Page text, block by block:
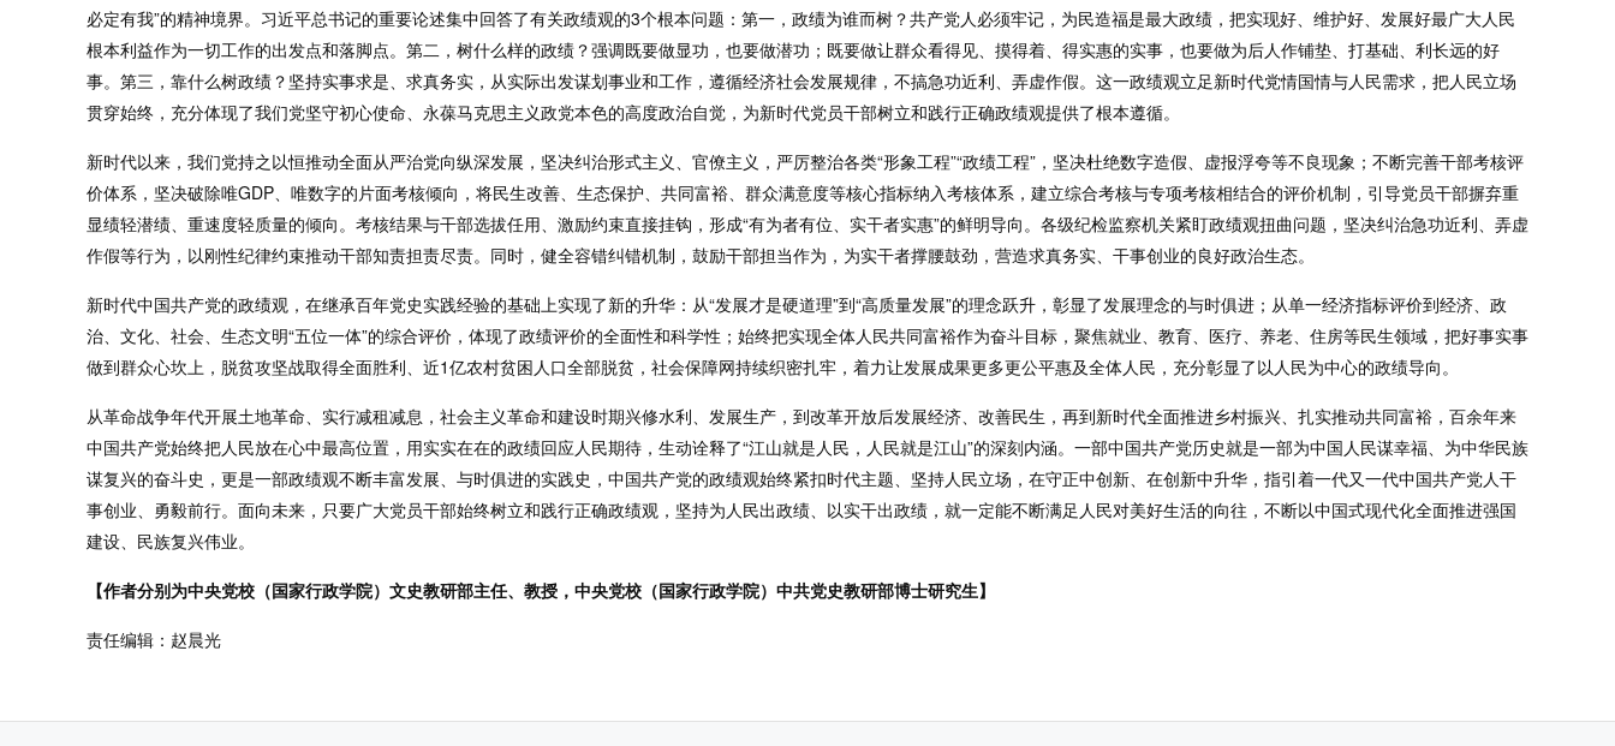
必定有我”的精神境界。习近平总书记的重要论述集中回答了有关政绩观的3个根本问题：第一，政绩为谁而树？共产党人必须牢记，为民造福是最大政绩，把实现好、维护好、发展好最广大人民
根本利益作为一切工作的出发点和落脚点。第二，树什么样的政绩？强调既要做显功，也要做潜功；既要做让群众看得见、摸得着、得实惠的实事，也要做为后人作铺垫、打基础、利长远的好
事。第三，靠什么树政绩？坚持实事求是、求真务实，从实际出发谋划事业和工作，遵循经济社会发展规律，不搞急功近利、弄虚作假。这一政绩观立足新时代党情国情与人民需求，把人民立场
贯穿始终，充分体现了我们党坚守初心使命、永葆马克思主义政党本色的高度政治自觉，为新时代党员干部树立和践行正确政绩观提供了根本遵循。
新时代以来，我们党持之以恒推动全面从严治党向纵深发展，坚决纠治形式主义、官僚主义，严厉整治各类“形象工程”“政绩工程”，坚决杜绝数字造假、虚报浮夸等不良现象；不断完善干部考核评
价体系，坚决破除唯GDP、唯数字的片面考核倾向，将民生改善、生态保护、共同富裕、群众满意度等核心指标纳入考核体系，建立综合考核与专项考核相结合的评价机制，引导党员干部摒弃重
显绩轻潜绩、重速度轻质量的倾向。考核结果与干部选拔任用、激励约束直接挂钩，形成“有为者有位、实干者实惠”的鲜明导向。各级纪检监察机关紧盯政绩观扭曲问题，坚决纠治急功近利、弄虚
作假等行为，以刚性纪律约束推动干部知责担责尽责。同时，健全容错纠错机制，鼓励干部担当作为，为实干者撑腰鼓劲，营造求真务实、干事创业的良好政治生态。
新时代中国共产党的政绩观，在继承百年党史实践经验的基础上实现了新的升华：从“发展才是硬道理”到“高质量发展”的理念跃升，彰显了发展理念的与时俱进；从单一经济指标评价到经济、政
治、文化、社会、生态文明“五位一体”的综合评价，体现了政绩评价的全面性和科学性；始终把实现全体人民共同富裕作为奋斗目标，聚焦就业、教育、医疗、养老、住房等民生领域，把好事实事
做到群众心坎上，脱贫攻坚战取得全面胜利、近1亿农村贫困人口全部脱贫，社会保障网持续织密扎牢，着力让发展成果更多更公平惠及全体人民，充分彰显了以人民为中心的政绩导向。
从革命战争年代开展土地革命、实行减租减息，社会主义革命和建设时期兴修水利、发展生产，到改革开放后发展经济、改善民生，再到新时代全面推进乡村振兴、扎实推动共同富裕，百余年来
中国共产党始终把人民放在心中最高位置，用实实在在的政绩回应人民期待，生动诠释了“江山就是人民，人民就是江山”的深刻内涵。一部中国共产党历史就是一部为中国人民谋幸福、为中华民族
谋复兴的奋斗史，更是一部政绩观不断丰富发展、与时俱进的实践史，中国共产党的政绩观始终紧扣时代主题、坚持人民立场，在守正中创新、在创新中升华，指引着一代又一代中国共产党人干
事创业、勇毅前行。面向未来，只要广大党员干部始终树立和践行正确政绩观，坚持为人民出政绩、以实干出政绩，就一定能不断满足人民对美好生活的向往，不断以中国式现代化全面推进强国
建设、民族复兴伟业。
【作者分别为中央党校（国家行政学院）文史教研部主任、教授，中央党校（国家行政学院）中共党史教研部博士研究生】
责任编辑：赵晨光